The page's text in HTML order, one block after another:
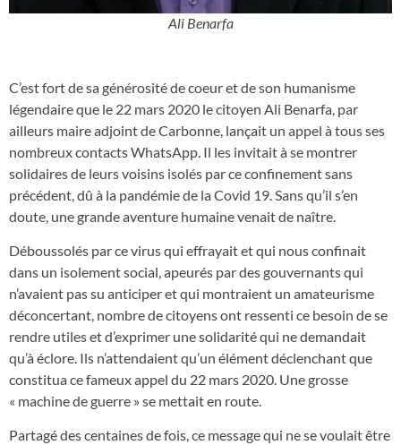
Ali Benarfa
C’est fort de sa générosité de coeur et de son humanisme
légendaire que le 22 mars 2020 le citoyen Ali Benarfa, par
ailleurs maire adjoint de Carbonne, lançait un appel à tous ses
nombreux contacts WhatsApp. Il les invitait à se montrer
solidaires de leurs voisins isolés par ce confinement sans
précédent, dû à la pandémie de la Covid 19. Sans qu’il s’en
doute, une grande aventure humaine venait de naître.
Déboussolés par ce virus qui effrayait et qui nous confinait
dans un isolement social, apeurés par des gouvernants qui
n’avaient pas su anticiper et qui montraient un amateurisme
déconcertant, nombre de citoyens ont ressenti ce besoin de se
rendre utiles et d’exprimer une solidarité qui ne demandait
qu’à éclore. Ils n’attendaient qu’un élément déclenchant que
constitua ce fameux appel du 22 mars 2020. Une grosse
« machine de guerre » se mettait en route.
Partagé des centaines de fois, ce message qui ne se voulait être